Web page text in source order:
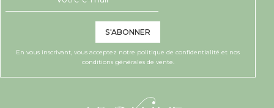
S'ABONNER
En vous inscrivant, vous acceptez notre politique de confidentialité et nos
conditions générales de vente.